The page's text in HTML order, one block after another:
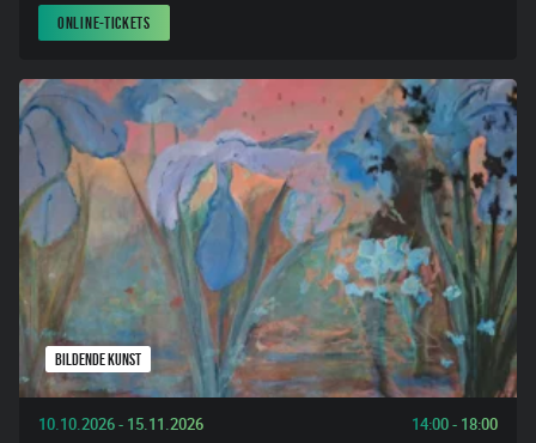
ONLINE-TICKETS
BILDENDE KUNST
10.10.2026 - 15.11.2026 14:00 - 18:00